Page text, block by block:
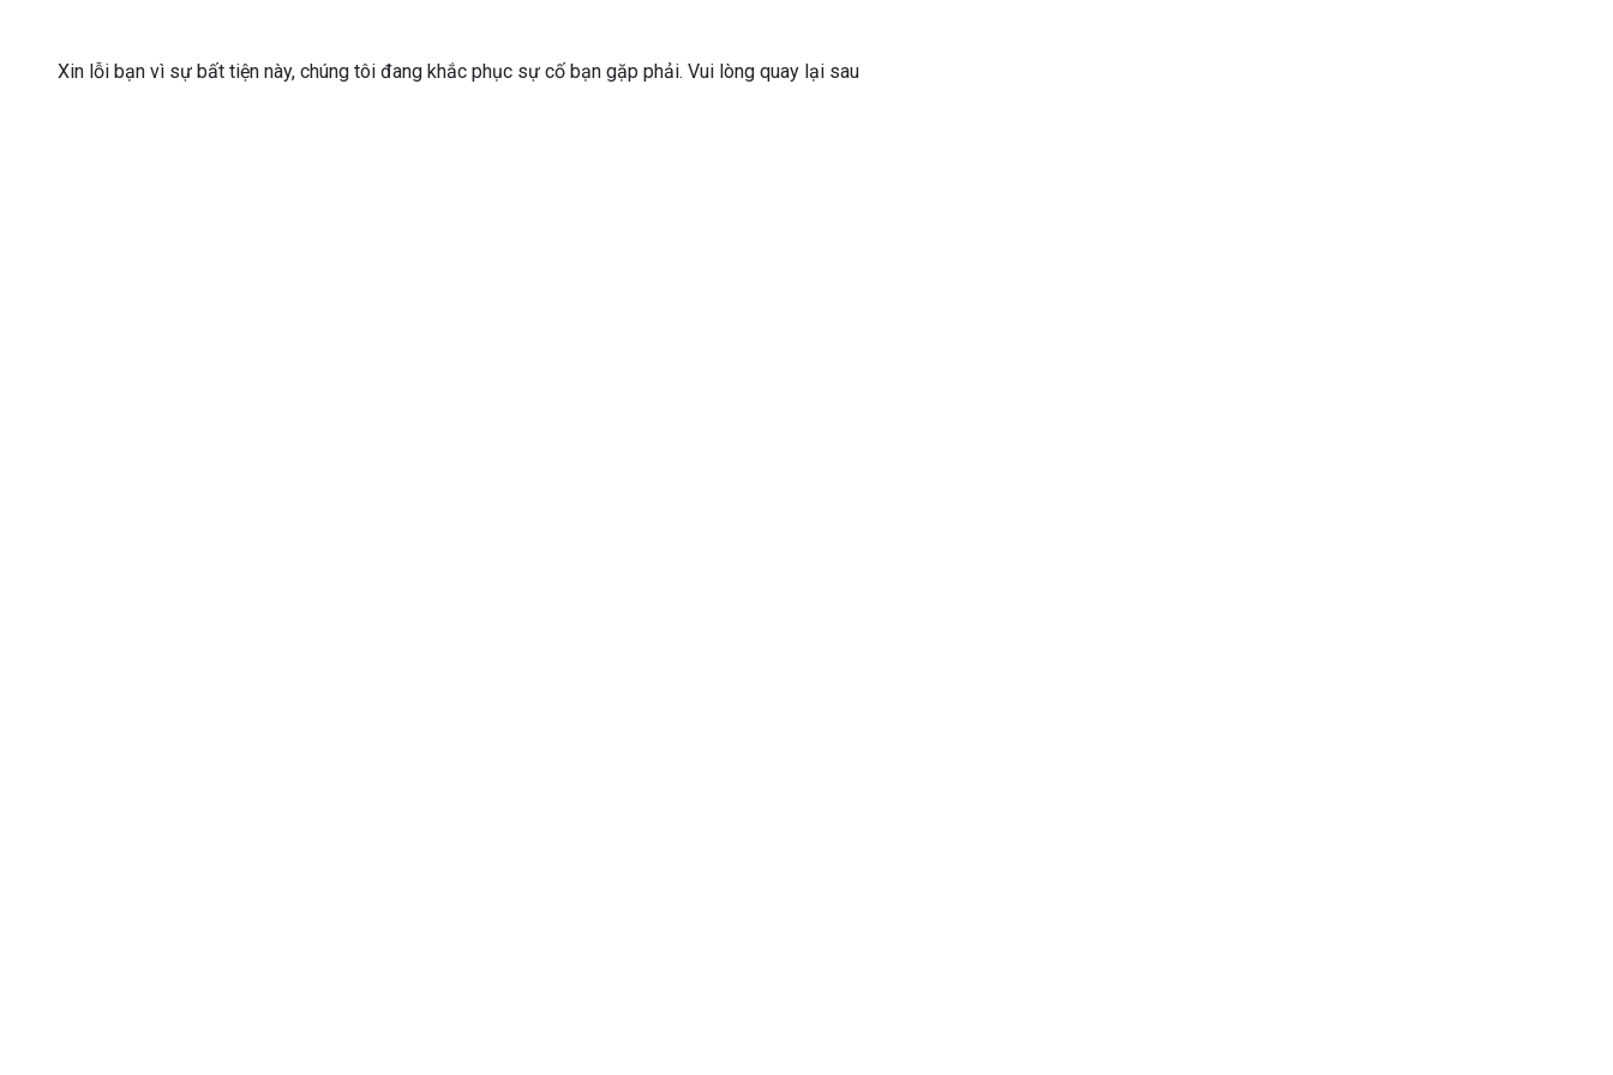
Xin lỗi bạn vì sự bất tiện này, chúng tôi đang khắc phục sự cố bạn gặp phải. Vui lòng quay lại sau